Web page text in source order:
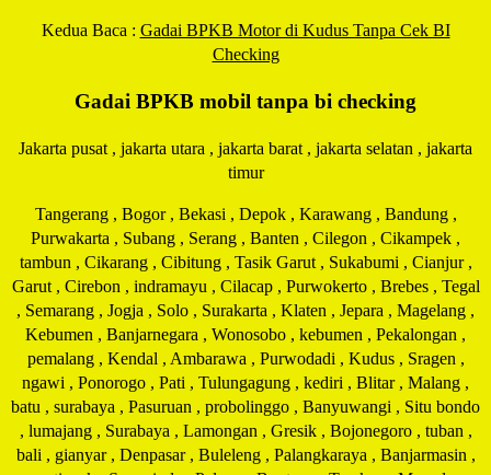
Kedua Baca : Gadai BPKB Motor di Kudus Tanpa Cek BI
Checking
Gadai BPKB mobil tanpa bi checking
Jakarta pusat , jakarta utara , jakarta barat , jakarta selatan , jakarta
timur
Tangerang , Bogor , Bekasi , Depok , Karawang , Bandung ,
Purwakarta , Subang , Serang , Banten , Cilegon , Cikampek ,
tambun , Cikarang , Cibitung , Tasik Garut , Sukabumi , Cianjur ,
Garut , Cirebon , indramayu , Cilacap , Purwokerto , Brebes , Tegal
, Semarang , Jogja , Solo , Surakarta , Klaten , Jepara , Magelang ,
Kebumen , Banjarnegara , Wonosobo , kebumen , Pekalongan ,
pemalang , Kendal , Ambarawa , Purwodadi , Kudus , Sragen ,
ngawi , Ponorogo , Pati , Tulungagung , kediri , Blitar , Malang ,
batu , surabaya , Pasuruan , probolinggo , Banyuwangi , Situ bondo
, lumajang , Surabaya , Lamongan , Gresik , Bojonegoro , tuban ,
bali , gianyar , Denpasar , Buleleng , Palangkaraya , Banjarmasin ,